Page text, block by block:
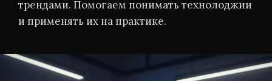
трендами. Помогаем понимать технолоджии
и применять их на практике.